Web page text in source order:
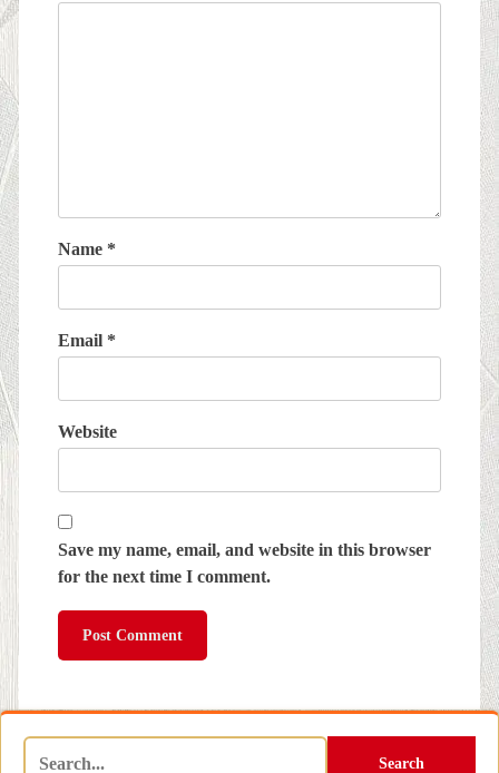
Name *
Email *
Website
Save my name, email, and website in this browser
for the next time I comment.
Search